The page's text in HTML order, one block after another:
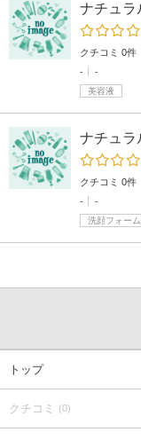
ナチュラ
クチコミ 0件
-
-
美容液
ナチュラ
クチコミ 0件
-
-
洗顔フォーム
トップ
クチコミ (0)